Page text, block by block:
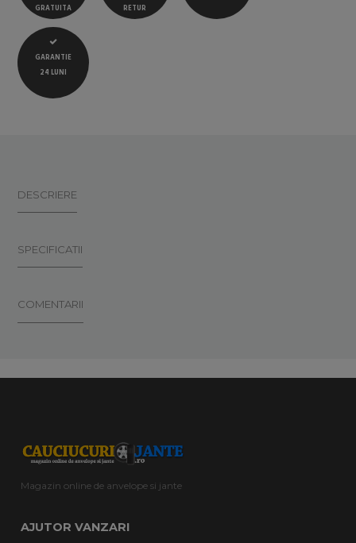
GRATUITA
RETUR
GARANTIE
24 LUNI
DESCRIERE
SPECIFICATII
COMENTARII
Magazin online de anvelope si jante
AJUTOR VANZARI